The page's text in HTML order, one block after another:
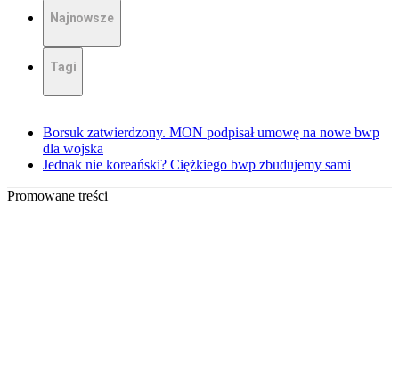
Najnowsze
Tagi
Borsuk zatwierdzony. MON podpisał umowę na nowe bwp
dla wojska
Jednak nie koreański? Ciężkiego bwp zbudujemy sami
Promowane treści